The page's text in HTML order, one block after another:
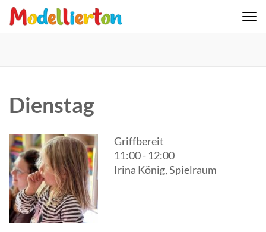
Skip
Dienstag
Griffbereit
11:00- 12:00
Irina König, Spielraum